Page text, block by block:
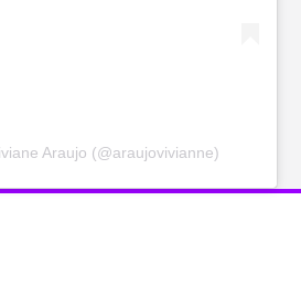
Araujo (@araujovivianne)